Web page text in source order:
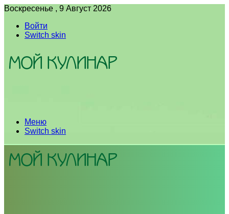
Воскресенье , 9 Август 2026
Войти
Switch skin
Меню
Switch skin